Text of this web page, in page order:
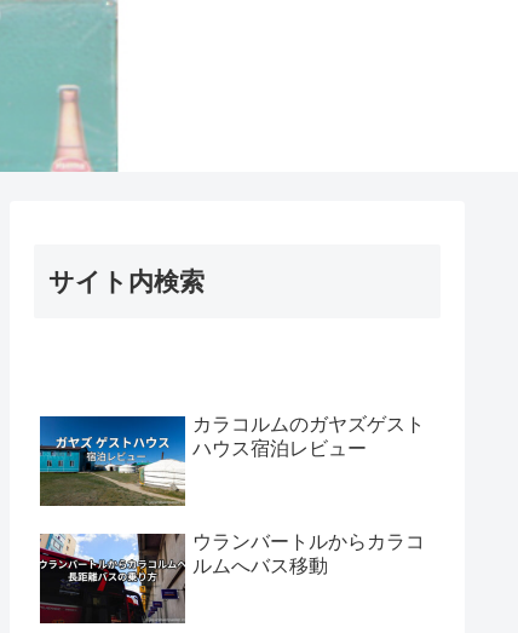
サイト内検索
カラコルムのガヤズゲスト
ハウス宿泊レビュー
ウランバートルからカラコ
ルムへバス移動